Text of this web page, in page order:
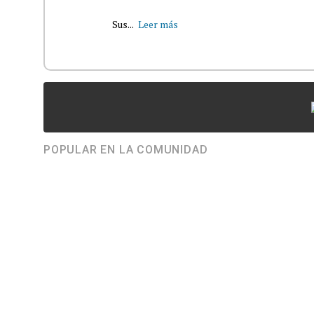
Sus... Leer más
POPULAR EN LA COMUNIDAD